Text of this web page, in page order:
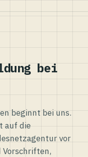
bei
beginnt bei uns.
auf die
vor